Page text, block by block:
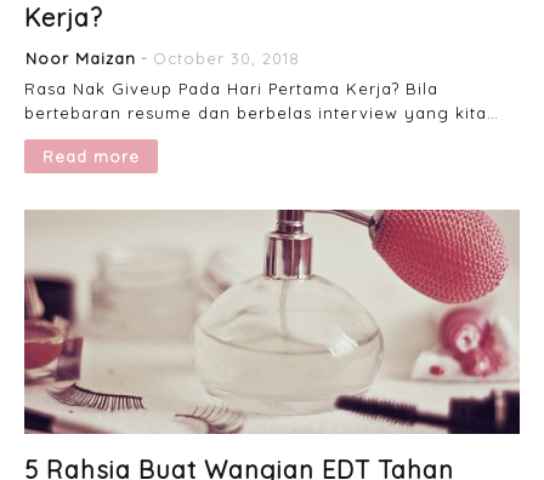
Kerja?
Noor Maizan
October 30, 2018
Rasa Nak Giveup Pada Hari Pertama Kerja? Bila
bertebaran resume dan berbelas interview yang kita…
Read more
5 Rahsia Buat Wangian EDT Tahan